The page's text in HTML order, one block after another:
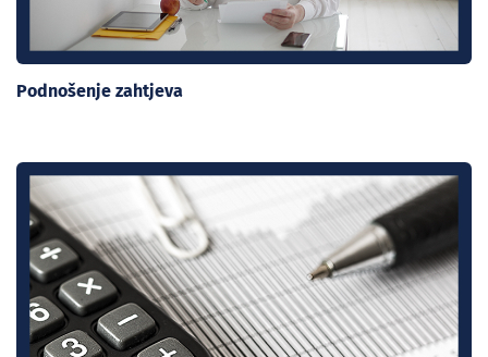
Podnošenje zahtjeva